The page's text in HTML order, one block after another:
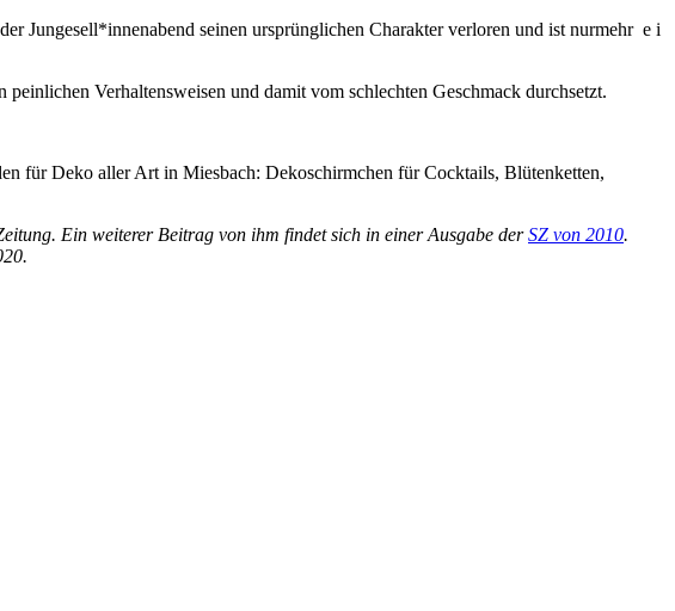
Jungesell*innenabend seinen ursprünglichen Charakter verloren und ist nurmehr e i
Verhaltensweisen und damit vom schlechten Geschmack durchsetzt.
für Deko aller Art in Miesbach: Dekoschirmchen für Cocktails, Blütenketten,
Ein weiterer Beitrag von ihm findet sich in einer Ausgabe derSZ von 2010.